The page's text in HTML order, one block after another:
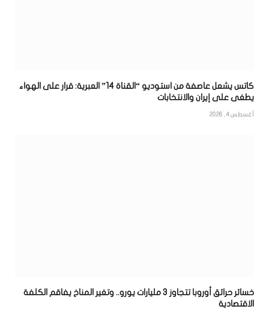
كاتس يشعل عاصفة من استوديو “القناة 14” العبرية: قرار على الهواء
يطغى على إيران والانتخابات
أغسطس 4, 2026
خسائر حرائق أوروبا تتجاوز 3 مليارات يورو.. وتغير المناخ يفاقم الكلفة
الاقتصادية